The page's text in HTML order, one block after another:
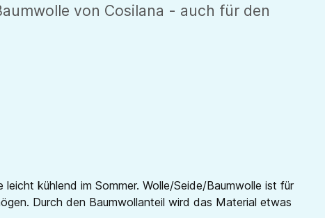
von Cosilana - auch für den
kühlend im Sommer. Wolle/Seide/Baumwolle ist für
Durch den Baumwollanteil wird das Material etwas